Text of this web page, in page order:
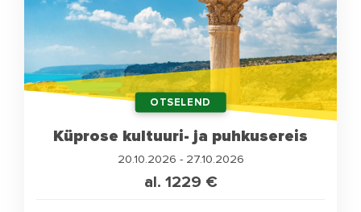
OTSELEND
Küprose kultuuri- ja puhkusereis
20.10.2026 - 27.10.2026
al. 1229 €